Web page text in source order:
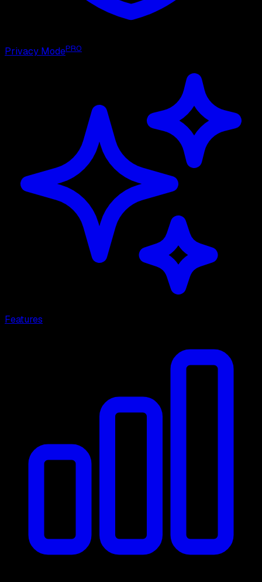
Privacy ModePRO
Features